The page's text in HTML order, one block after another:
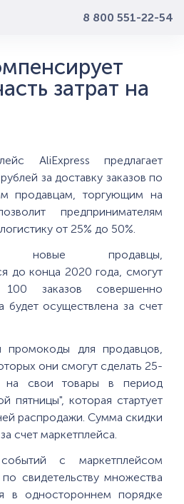
8 800 551-22-54
затрат на
AliExpress предлагает
за доставку заказов по
продавцам, торгующим на
предпринимателям
от 25% до 50%.
продавцы,
до конца 2020 года, смогут
100 заказов совершенно
будет осуществлена за счет
промокоды для продавцов,
они смогут сделать 25-
на свои товары в период
пятницы", которая стартует
распродажи. Сумма скидки
счет маркетплейса.
с маркетплейсом
свидетельству множества
в одностороннем порядке